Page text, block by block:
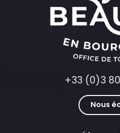
+33 (0)3
Nous